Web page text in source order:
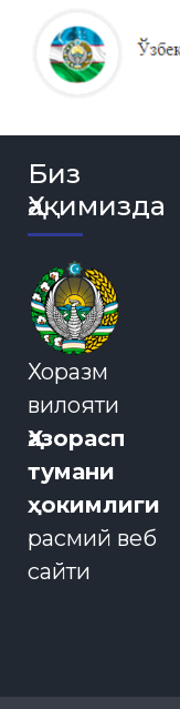
Биз
Ҳақимизда
Хоразм
вилояти
Ҳазорасп
тумани
ҳокимлиги
расмий веб
сайти